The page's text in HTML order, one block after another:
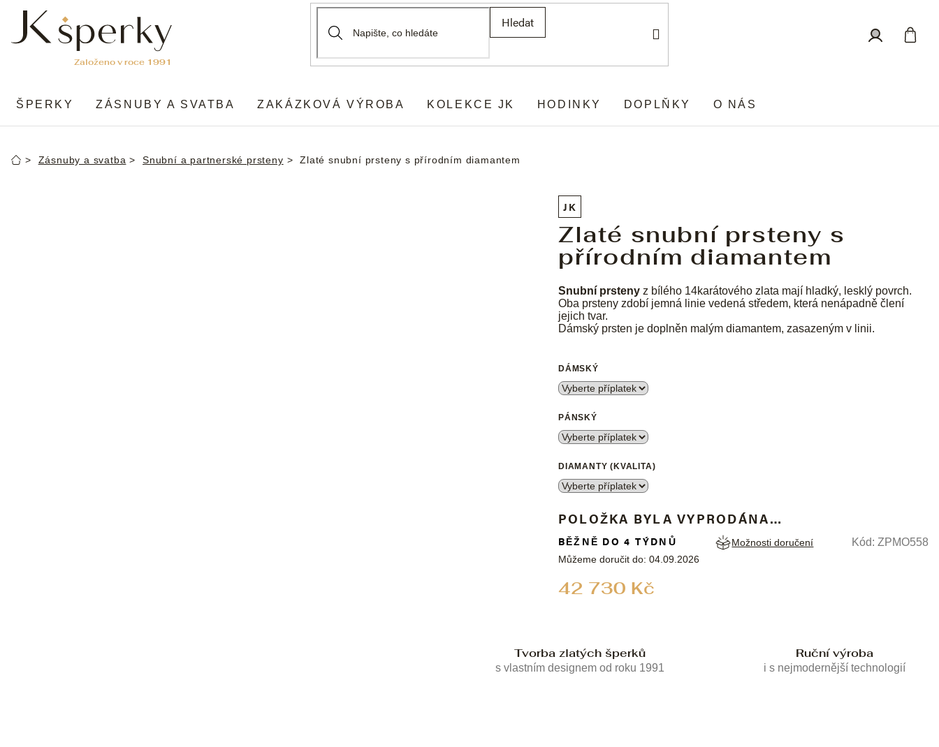
obsah
Hledat
ŠPERKY ZÁSNUBY A SVATBA ZAKÁZKOVÁ VÝROBA KOLEKCE JK HODINKY DOPLŇKY O NÁS
DomůZásnuby a svatba Snubní a partnerské prsteny Zlaté snubní prsteny s přírodním diamantem
JK
Zlaté snubní prsteny s
přírodním diamantem
Snubní prsteny z bílého 14karátového zlata mají hladký, lesklý povrch.
Oba prsteny zdobí jemná linie vedená středem, která nenápadně člení
jejich tvar.
Dámský prsten je doplněn malým diamantem, zasazeným v linii.
DÁMSKÝ
PÁNSKÝ
DIAMANTY (KVALITA)
POLOŽKA BYLA VYPRODÁNA…
42 730 Kč
BĚŽNĚ DO 4 TÝDNŮ
Můžeme doručit do: 04.09.2026
Možnosti doručení Kód: ZPMO558
Tvorba zlatých šperků
s vlastním designem od roku 1991
Ruční výroba
i s nejmodernější technologií